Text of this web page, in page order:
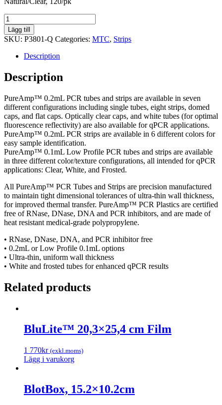
0.1mL
qPCR
Strips,
natural/clear
tubes
quantity
Lägg till
SKU: P3801-Q Categories: MTC, Strips
Description
Description
PureAmp™ 0.2mL PCR tubes and strips are available in seven
different configurations including single tubes, eight strips, domed
caps, and flat caps. Optically clear caps, and white tubes (for optimal
fluorescence reflectivity) are also available for qPCR applications.
PureAmp™ 0.2mL PCR strips are available in 6 different colors for
easy sample identification.
PureAmp™ 0.1mL Low Profile PCR tubes and strips are available
in three different color/texture configurations, all intended for qPCR
applications: Clear, White, and Frosted.
All PureAmp™ PCR Tubes and Strips are precision manufactured
to maintain tight dimensional tolerances of ultra-thin wall thickness,
for improved thermal transfer. PureAmp™ PCR Plastics are certified
free of RNase, DNase, DNA and PCR inhibitors, and are made of
heat resistant medical-grade polypropylene.
• RNase, DNase, DNA, and PCR inhibitor free
• 0.2mL or Low Profile 0.1mL options
• Ultra-thin, uniform wall thickness
• White and frosted tubes for enhanced qPCR results
Related products
BluLite™ 20,3×25,4 cm Film
1 770kr (exkl.moms)
Lägg i varukorg
BlotBox, 15.2×10.2cm